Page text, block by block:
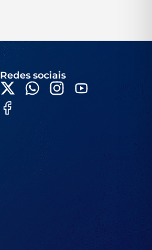
Redes sociais